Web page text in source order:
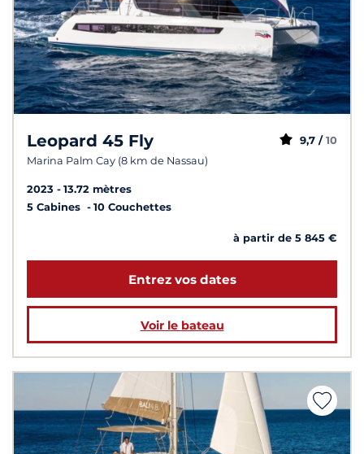
Leopard 45 Fly
Marina Palm Cay (8 km de Nassau)
9,7 / 10
2023
13.72 mètres
5 Cabines
10 Couchettes
à partir de 5 845 €
Entrez vos dates
Voir le bateau